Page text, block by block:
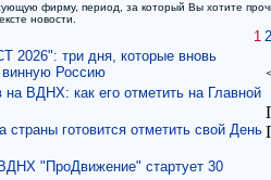
фирму, период, за который Вы хотите
новости.
1 2
три дня, которые вновь
Россию
на ВДНХ: как его отметить на Главной
страны готовится отметить свой День
"ПроДвижение" стартует 30